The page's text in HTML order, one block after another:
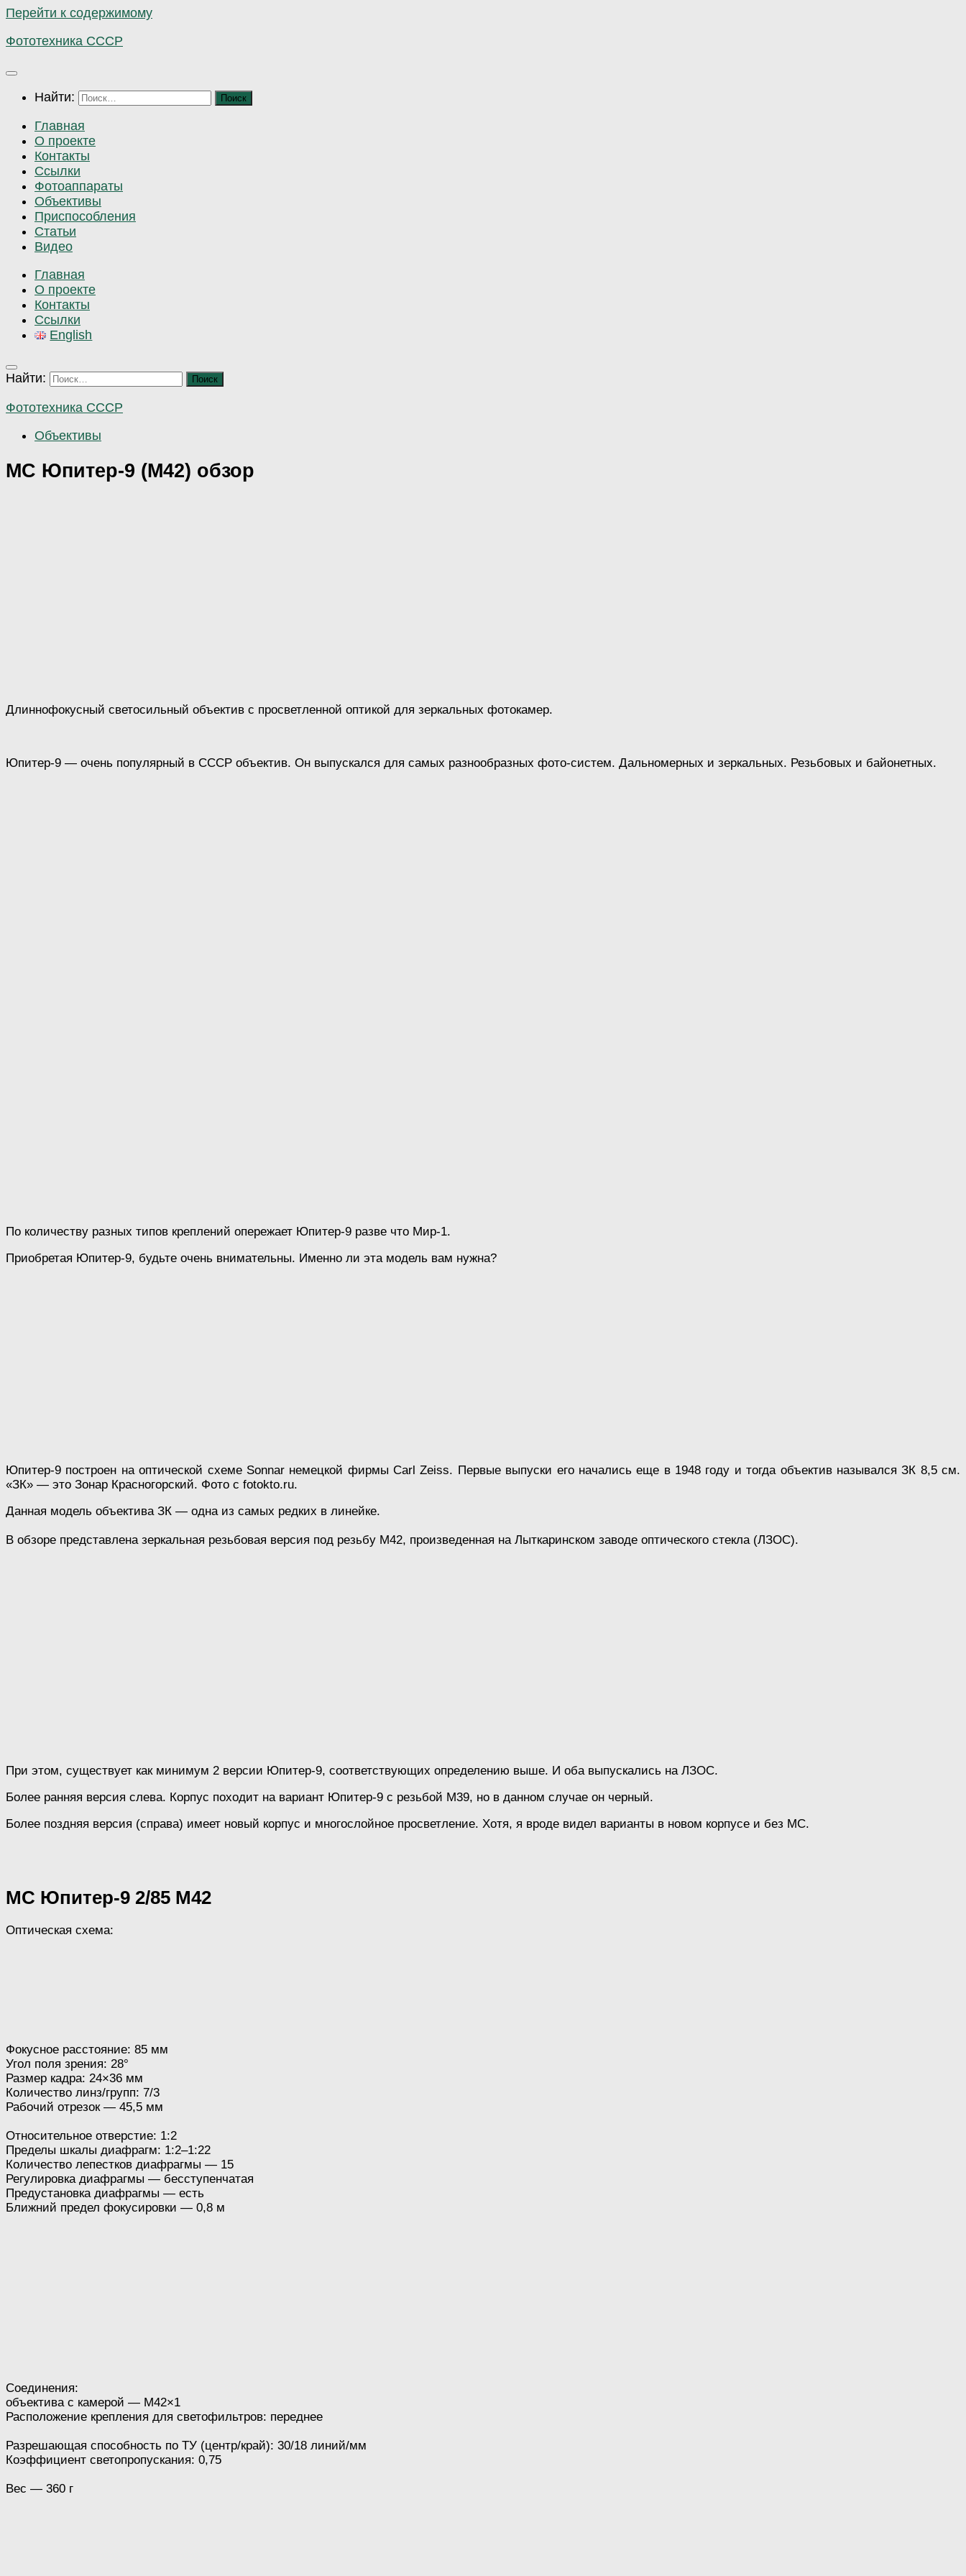
Перейти к содержимому
Фототехника СССР
Найти:
Главная
О проекте
Контакты
Ссылки
Фотоаппараты
Объективы
Приспособления
Статьи
Видео
Главная
О проекте
Контакты
Ссылки
English
Найти:
Фототехника СССР
Объективы
МС Юпитер-9 (М42) обзор
Длиннофокусный светосильный объектив с просветленной оптикой для зеркальных фотокамер.
Юпитер-9 — очень популярный в СССР объектив. Он выпускался для самых разнообразных фото-систем. Дальномерных и зеркальных. Резьбовых и байонетных.
По количеству разных типов креплений опережает Юпитер-9 разве что Мир-1.
Приобретая Юпитер-9, будьте очень внимательны. Именно ли эта модель вам нужна?
Юпитер-9 построен на оптической схеме Sonnar немецкой фирмы Carl Zeiss. Первые выпуски его начались еще в 1948 году и тогда объектив назывался ЗК 8,5 см.
«ЗК» — это Зонар Красногорский. Фото с fotokto.ru.
Данная модель объектива ЗК — одна из самых редких в линейке.
В обзоре представлена зеркальная резьбовая версия под резьбу М42, произведенная на Лыткаринском заводе оптического стекла (ЛЗОС).
При этом, существует как минимум 2 версии Юпитер-9, соответствующих определению выше. И оба выпускались на ЛЗОС.
Более ранняя версия слева. Корпус походит на вариант Юпитер-9 с резьбой М39, но в данном случае он черный.
Более поздняя версия (справа) имеет новый корпус и многослойное просветление. Хотя, я вроде видел варианты в новом корпусе и без МС.
МС Юпитер-9 2/85 М42
Оптическая схема:
Фокусное расстояние: 85 мм
Угол поля зрения: 28°
Размер кадра: 24×36 мм
Количество линз/групп: 7/3
Рабочий отрезок — 45,5 мм
Относительное отверстие: 1:2
Пределы шкалы диафрагм: 1:2–1:22
Количество лепестков диафрагмы — 15
Регулировка диафрагмы — бесступенчатая
Предустановка диафрагмы — есть
Ближний предел фокусировки — 0,8 м
Соединения:
объектива с камерой — M42×1
Расположение крепления для светофильтров: переднее
Разрешающая способность по ТУ (центр/край): 30/18 линий/мм
Коэффициент светопропускания: 0,75
Вес — 360 г